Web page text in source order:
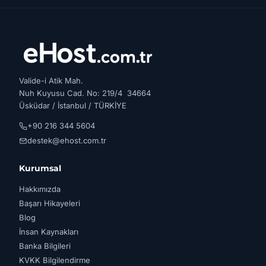
Valide-i Atik Mah.
Nuh Kuyusu Cad. No: 219/4 34664
Üsküdar / İstanbul / TÜRKİYE
+90 216 344 5604
destek@ehost.com.tr
Kurumsal
Hakkımızda
Başarı Hikayeleri
Blog
İnsan Kaynakları
Banka Bilgileri
KVKK Bilgilendirme